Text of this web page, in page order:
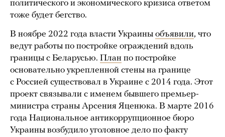
политического и экономического кризиса ответом
тоже будет бегство.
В ноябре 2022 года власти Украины объявили, что
ведут работы по постройке ограждений вдоль
границы с Беларусью. План по постройке
основательно укрепленной стены на границе
с Россией существовал в Украине с 2014 года. Этот
проект связывали с именем бывшего премьер-
министра страны Арсения Яценюка. В марте 2016
года Национальное антикоррупционное бюро
Украины возбудило уголовное дело по факту